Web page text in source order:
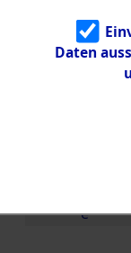
g
5.3.3
e
Daten